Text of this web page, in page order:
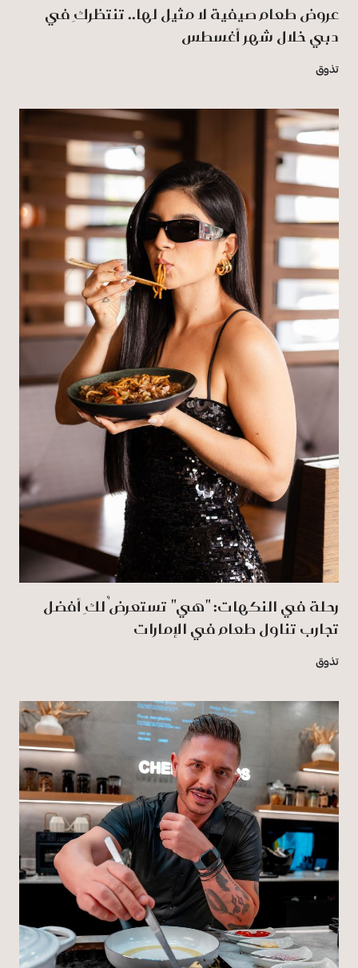
عروض طعام صيفية لا مثيل لها.. تنتظركِ في
دبي خلال شهر أغسطس
تذوق
رحلة في النكهات: "هي" تستعرضُ لكِ أفضل
تجارب تناول طعام في الإمارات
تذوق